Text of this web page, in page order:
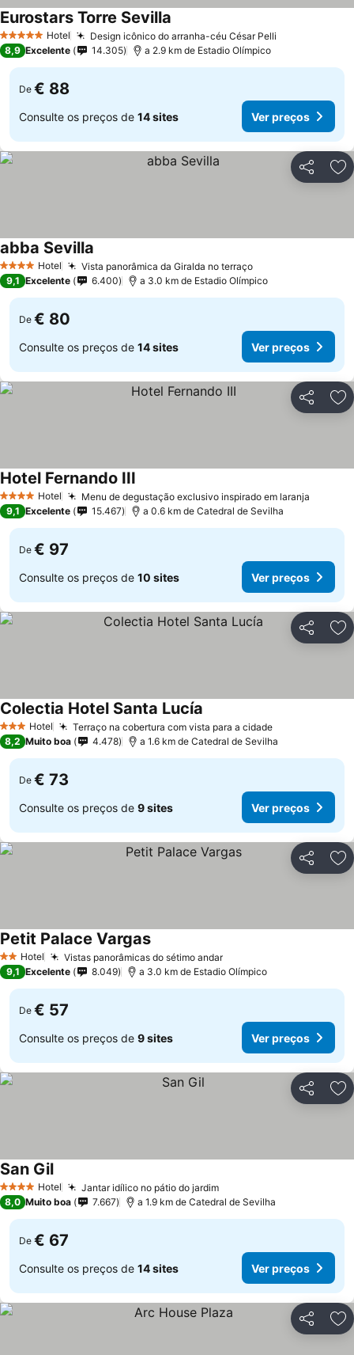
5 Estrelas Hotel Design icônico do arranha-céu César Pelli
Eurostars Torre Sevilla
8,9 Excelente 14.305 a 2.9 km de Estadio Olímpico
De € 88
Consulte os preços de 14 sites Ver preços
Partilhar
4 EstrelasHotel Vista panorâmica da Giralda no terraçoVer preços
abba Sevilla
9,1 Excelente 6.400 a 3.0 km de Estadio Olímpico
De € 80
Consulte os preços de 14 sites Ver preços
Partilhar
4 EstrelasHotel Menu de degustação exclusivo inspirado em laranja
Hotel Fernando III
9,1 Excelente 15.467 a 0.6 km de Catedral de Sevilha
De € 97
Consulte os preços de 10 sites Ver preços
Partilhar
3 EstrelasHotel Terraço na cobertura com vista para a cidadeVer preços
Colectia Hotel Santa Lucía
8,2 Muito boa 4.478 a 1.6 km de Catedral de Sevilha
De € 73
Consulte os preços de 9 sites Ver preços
Partilhar
2 Estrelas
Hotel Vistas panorâmicas do sétimo andarVer preços
Petit Palace VargasVer preços
9,1 Excelente 8.049 a 3.0 km de Estadio Olímpico
De € 57
Consulte os preços de 9 sites Ver preços
Partilhar
4 EstrelasHotel Jantar idílico no pátio do jardimVer preços
San GilVer preços
8,0 Muito boa 7.667 a 1.9 km de Catedral de Sevilha
De € 67
Consulte os preços de 14 sites Ver preços
Partilhar